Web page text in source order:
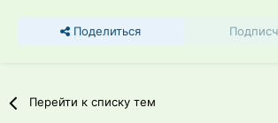
Поделиться
Перейти к списку тем